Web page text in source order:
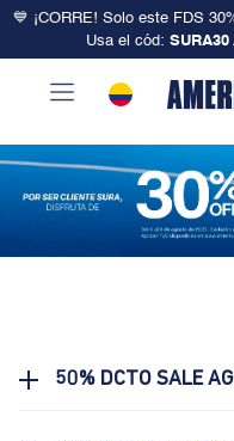
💙 ¡CORRE! Solo este FDS
Usa el cód:SURA30
50% DCTO SALE